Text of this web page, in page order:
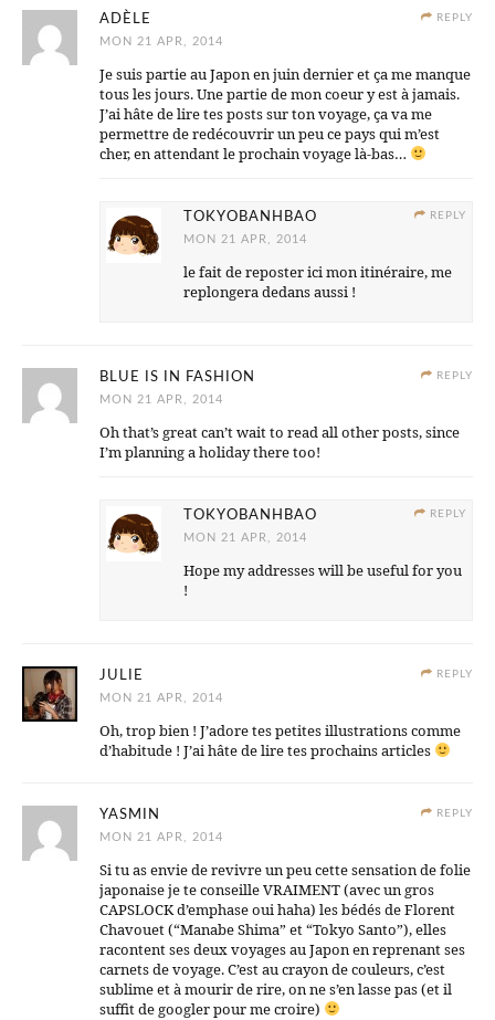
REPLY
ADÈLE
MON 21 APR, 2014
Je suis partie au Japon en juin dernier et ça me manque
tous les jours. Une partie de mon coeur y est à jamais.
J’ai hâte de lire tes posts sur ton voyage, ça va me
permettre de redécouvrir un peu ce pays qui m’est
cher, en attendant le prochain voyage là-bas…
REPLY
TOKYOBANHBAO
MON 21 APR, 2014
le fait de reposter ici mon itinéraire, me
replongera dedans aussi !
REPLY
BLUE IS IN FASHION
MON 21 APR, 2014
Oh that’s great can’t wait to read all other posts, since
I’m planning a holiday there too!
REPLY
TOKYOBANHBAO
MON 21 APR, 2014
Hope my addresses will be useful for you
!
REPLY
JULIE
MON 21 APR, 2014
Oh, trop bien ! J’adore tes petites illustrations comme
d’habitude ! J’ai hâte de lire tes prochains articles
REPLY
YASMIN
MON 21 APR, 2014
Si tu as envie de revivre un peu cette sensation de folie
japonaise je te conseille VRAIMENT (avec un gros
CAPSLOCK d’emphase oui haha) les bédés de Florent
Chavouet (“Manabe Shima” et “Tokyo Santo”), elles
racontent ses deux voyages au Japon en reprenant ses
carnets de voyage. C’est au crayon de couleurs, c’est
sublime et à mourir de rire, on ne s’en lasse pas (et il
suffit de googler pour me croire)